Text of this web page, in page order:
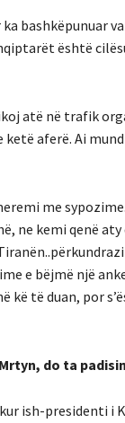
bashkëpunuar
është
atë në trafik
aferë. Ai
me
ne kemi qenë aty
e bëjmë një
të duan, por
do ta
ish-presidenti i